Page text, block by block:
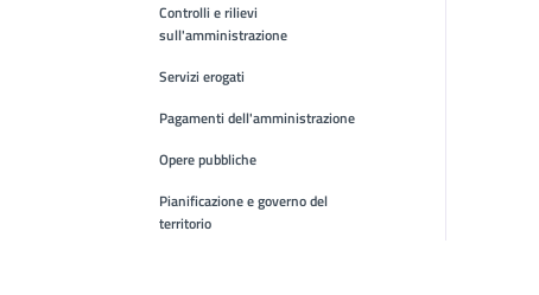
Controlli e rilievi
sull'amministrazione
Servizi erogati
Pagamenti dell'amministrazione
Opere pubbliche
Pianificazione e governo del
territorio